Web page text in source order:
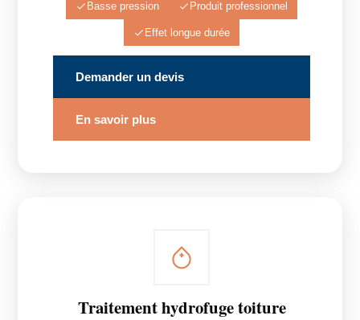
Basse pression Produit professionnel
Effet longue durée
Demander un devis
En savoir plus
Traitement hydrofuge toiture